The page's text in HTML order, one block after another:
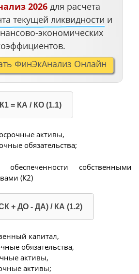
2026для расчета
текущей ликвидности и
экономических
ФинЭкАнализ Онлайн
К1 = КА / КО (1.1)
активы,
обязательства;
обеспеченности собственными
(К2)
+ ДО - ДА) / КА (1.2)
капитал,
обязательства,
активы,
активы;